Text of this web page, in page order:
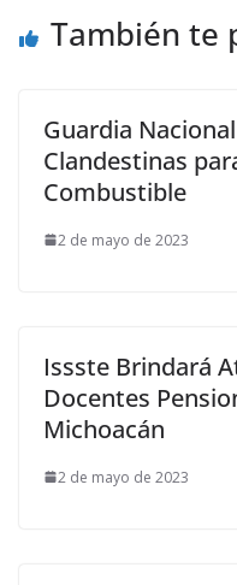
También te
Guardia
Clandestinas
Combustible
2 de mayo de 2023
Issste Brindará
Docentes
Michoacán
2 de mayo de 2023